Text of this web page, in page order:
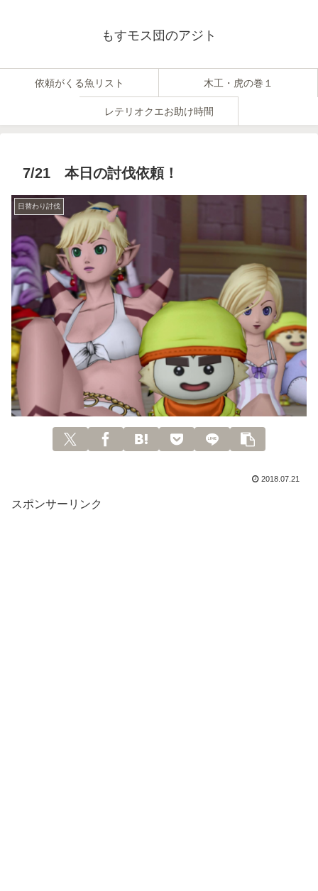
もすモス団のアジト
依頼がくる魚リスト 木工・虎の巻１
レテリオクエお助け時間
7/21 本日の討伐依頼！
日替わり討伐
2018.07.21
スポンサーリンク